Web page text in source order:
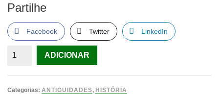
Partilhe
Facebook Twitter LinkedIn
Quantidade
de
ADICIONAR
Categorias: ANTIGUIDADES, HISTÓRIA